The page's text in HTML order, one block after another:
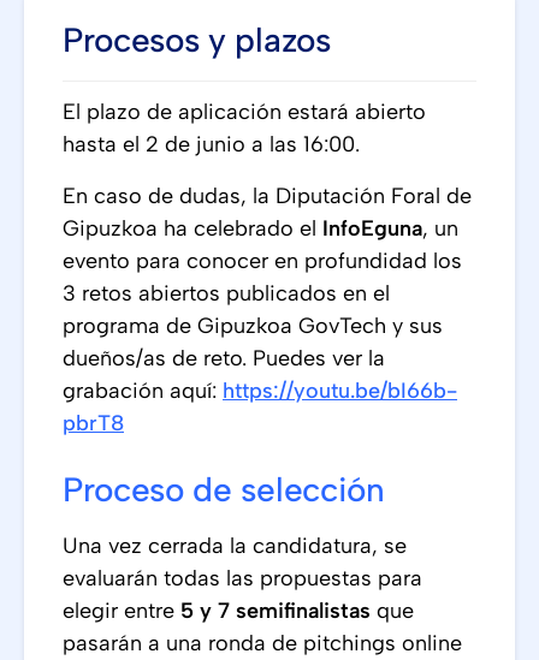
Procesos y plazos
El plazo de aplicación estará abierto
hasta el 2 de junio a las 16:00.
En caso de dudas, la Diputación Foral de
Gipuzkoa ha celebrado el InfoEguna, un
evento para conocer en profundidad los
3 retos abiertos publicados en el
programa de Gipuzkoa GovTech y sus
dueños/as de reto. Puedes ver la
grabación aquí: https://youtu.be/bI66b-
pbrT8
Proceso de selección
Una vez cerrada la candidatura, se
evaluarán todas las propuestas para
elegir entre 5 y 7 semifinalistas que
pasarán a una ronda de pitchings online